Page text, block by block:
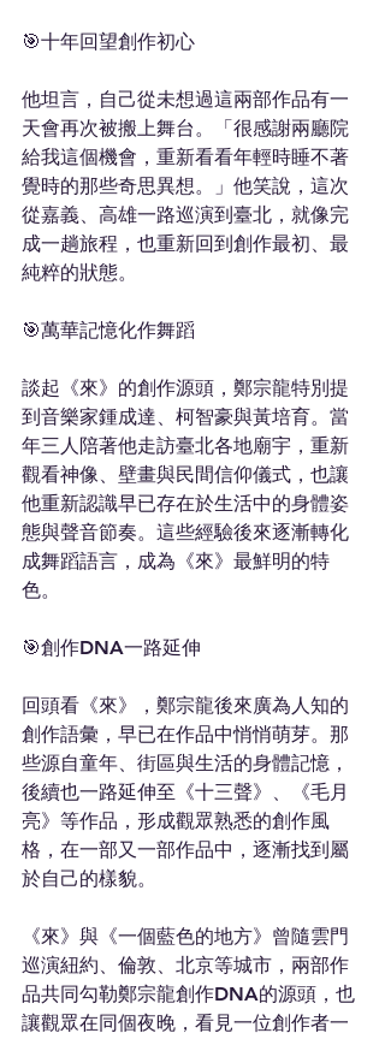
🎯十年回望創作初心
他坦言，自己從未想過這兩部作品有一
天會再次被搬上舞台。「很感謝兩廳院
給我這個機會，重新看看年輕時睡不著
覺時的那些奇思異想。」他笑說，這次
從嘉義、高雄一路巡演到臺北，就像完
成一趟旅程，也重新回到創作最初、最
純粹的狀態。
🎯萬華記憶化作舞蹈
談起《來》的創作源頭，鄭宗龍特別提
到音樂家鍾成達、柯智豪與黃培育。當
年三人陪著他走訪臺北各地廟宇，重新
觀看神像、壁畫與民間信仰儀式，也讓
他重新認識早已存在於生活中的身體姿
態與聲音節奏。這些經驗後來逐漸轉化
成舞蹈語言，成為《來》最鮮明的特
色。
🎯創作DNA一路延伸
回頭看《來》，鄭宗龍後來廣為人知的
創作語彙，早已在作品中悄悄萌芽。那
些源自童年、街區與生活的身體記憶，
後續也一路延伸至《十三聲》、《毛月
亮》等作品，形成觀眾熟悉的創作風
格，在一部又一部作品中，逐漸找到屬
於自己的樣貌。
《來》與《一個藍色的地方》曾隨雲門
巡演紐約、倫敦、北京等城市，兩部作
品共同勾勒鄭宗龍創作DNA的源頭，也
讓觀眾在同個夜晚，看見一位創作者一